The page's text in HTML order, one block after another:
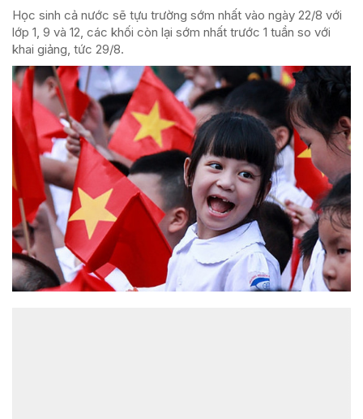
Học sinh cả nước sẽ tựu trường sớm nhất vào ngày 22/8 với
lớp 1, 9 và 12, các khối còn lại sớm nhất trước 1 tuần so với
khai giảng, tức 29/8.